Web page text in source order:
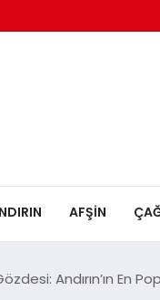
AFŞİN
Andırın’ın En